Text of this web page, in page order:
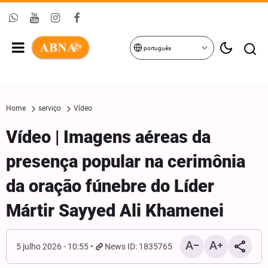
português
Home serviço Vídeo
Vídeo | Imagens aéreas da
presença popular na cerimônia
da oração fúnebre do Líder
Mártir Sayyed Ali Khamenei
5 julho 2026 - 10:55 News ID: 1835765